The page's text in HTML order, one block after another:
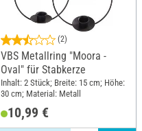
(2)
VBS Metallring "Moora -
Oval" für Stabkerze
Inhalt: 2 Stück; Breite: 15 cm; Höhe:
30 cm; Material: Metall
10,99 €